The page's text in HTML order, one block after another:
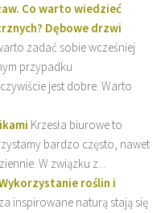
Co warto wiedzieć
Dębowe drzwi
zadać sobie wcześniej
przypadku
jest dobre. Warto
Krzesła biurowe to
bardzo często, nawet
W związku z...
roślin i
inspirowane naturą stają się